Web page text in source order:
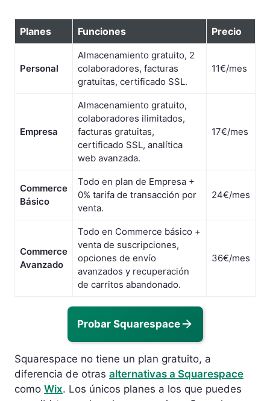
Planes Funciones Precio
Personal
Almacenamiento gratuito, 2
colaboradores, facturas
gratuitas, certificado SSL.
11€/mes
Empresa
Almacenamiento gratuito,
colaboradores ilimitados,
facturas gratuitas,
certificado SSL, analítica
web avanzada.
17€/mes
Commerce
Básico
Todo en plan de Empresa +
0% tarifa de transacción por
venta.
24€/mes
Commerce
Avanzado
Todo en Commerce básico +
venta de suscripciones,
opciones de envío
avanzados y recuperación
de carritos abandonado.
36€/mes
Probar Squarespace
Squarespace no tiene un plan gratuito, a
diferencia de otras alternativas a Squarespace
como Wix. Los únicos planes a los que puedes